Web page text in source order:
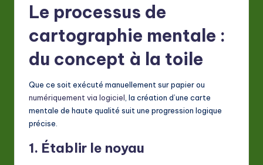
Le processus de
cartographie mentale :
du concept à la toile
Que ce soit exécuté manuellement sur papier ou
numériquement via logiciel , la création d’une carte
mentale de haute qualité suit une progression logique
précise.
1. Établir le noyau